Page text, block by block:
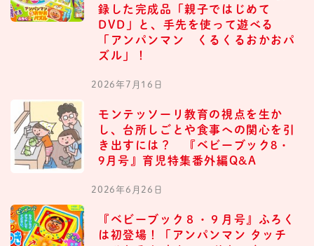
録した完成品「親子ではじめて
DVD」と、手先を使って遊べる
「アンパンマン くるくるおかおパ
ズル」！
2026年7月16日
モンテッソーリ教育の視点を生か
し、台所しごとや食事への関心を引
き出すには？ 『ベビーブック8・
9月号』育児特集番外編Q&A
2026年6月26日
『ベビーブック８・９月号』ふろく
は初登場！「アンパンマン タッチ